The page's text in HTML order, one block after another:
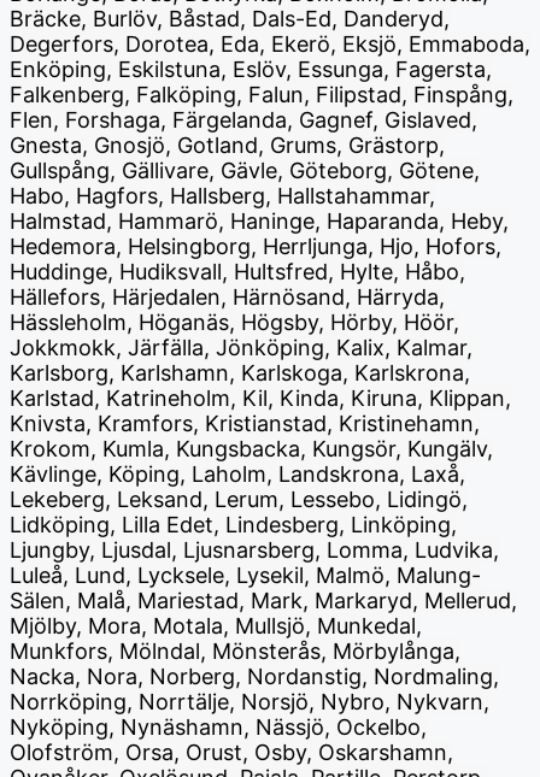
Bräcke, Burlöv, Båstad, Dals-Ed, Danderyd,
Degerfors, Dorotea, Eda, Ekerö, Eksjö, Emmaboda,
Enköping, Eskilstuna, Eslöv, Essunga, Fagersta,
Falkenberg, Falköping, Falun, Filipstad, Finspång,
Flen, Forshaga, Färgelanda, Gagnef, Gislaved,
Gnesta, Gnosjö, Gotland, Grums, Grästorp,
Gullspång, Gällivare, Gävle, Göteborg, Götene,
Habo, Hagfors, Hallsberg, Hallstahammar,
Halmstad, Hammarö, Haninge, Haparanda, Heby,
Hedemora, Helsingborg, Herrljunga, Hjo, Hofors,
Huddinge, Hudiksvall, Hultsfred, Hylte, Håbo,
Hällefors, Härjedalen, Härnösand, Härryda,
Hässleholm, Höganäs, Högsby, Hörby, Höör,
Jokkmokk, Järfälla, Jönköping, Kalix, Kalmar,
Karlsborg, Karlshamn, Karlskoga, Karlskrona,
Karlstad, Katrineholm, Kil, Kinda, Kiruna, Klippan,
Knivsta, Kramfors, Kristianstad, Kristinehamn,
Krokom, Kumla, Kungsbacka, Kungsör, Kungälv,
Kävlinge, Köping, Laholm, Landskrona, Laxå,
Lekeberg, Leksand, Lerum, Lessebo, Lidingö,
Lidköping, Lilla Edet, Lindesberg, Linköping,
Ljungby, Ljusdal, Ljusnarsberg, Lomma, Ludvika,
Luleå, Lund, Lycksele, Lysekil, Malmö, Malung-
Sälen, Malå, Mariestad, Mark, Markaryd, Mellerud,
Mjölby, Mora, Motala, Mullsjö, Munkedal,
Munkfors, Mölndal, Mönsterås, Mörbylånga,
Nacka, Nora, Norberg, Nordanstig, Nordmaling,
Norrköping, Norrtälje, Norsjö, Nybro, Nykvarn,
Nyköping, Nynäshamn, Nässjö, Ockelbo,
Olofström, Orsa, Orust, Osby, Oskarshamn,